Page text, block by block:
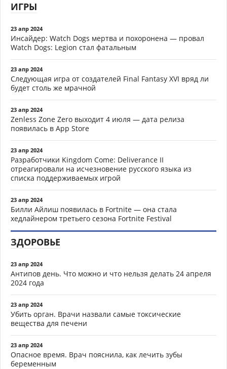
ИГРЫ
23 апр 2024
Инсайдер: Watch Dogs мертва и похоронена — провал
Watch Dogs: Legion стал фатальным
23 апр 2024
Следующая игра от создателей Final Fantasy XVI вряд ли
будет столь же мрачной
23 апр 2024
Zenless Zone Zero выходит 4 июля — дата релиза
появилась в App Store
23 апр 2024
Разработчики Kingdom Come: Deliverance II
отреагировали на исчезновение русского языка из
списка поддерживаемых игрой
23 апр 2024
Билли Айлиш появилась в Fortnite — она стала
хедлайнером третьего сезона Fortnite Festival
ЗДОРОВЬЕ
23 апр 2024
Антипов день. Что можно и что нельзя делать 24 апреля
2024 года
23 апр 2024
Убить орган. Врачи назвали самые токсические
вещества для печени
23 апр 2024
Опасное время. Врач пояснила, как лечить зубы
беременным